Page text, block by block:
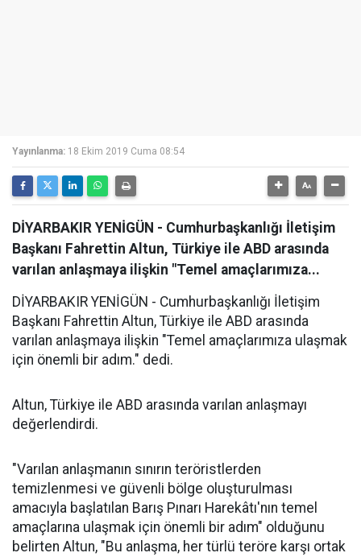
Yayınlanma: 18 Ekim 2019 Cuma 08:54
DİYARBAKIR YENİGÜN - Cumhurbaşkanlığı İletişim
Başkanı Fahrettin Altun, Türkiye ile ABD arasında
varılan anlaşmaya ilişkin "Temel amaçlarımıza...
DİYARBAKIR YENİGÜN - Cumhurbaşkanlığı İletişim
Başkanı Fahrettin Altun, Türkiye ile ABD arasında
varılan anlaşmaya ilişkin "Temel amaçlarımıza ulaşmak
için önemli bir adım." dedi.
Altun, Türkiye ile ABD arasında varılan anlaşmayı
değerlendirdi.
"Varılan anlaşmanın sınırın teröristlerden
temizlenmesi ve güvenli bölge oluşturulması
amacıyla başlatılan Barış Pınarı Harekâtı'nın temel
amaçlarına ulaşmak için önemli bir adım" olduğunu
belirten Altun, "Bu anlaşma, her türlü teröre karşı ortak